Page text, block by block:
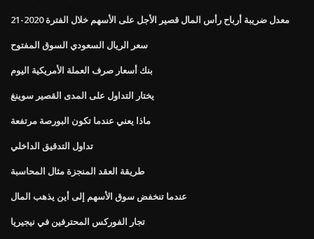
معدل ضريبة أرباح رأس المال قصير الأجل على الأسهم خلال الفترة 2020-21
سعر الريال السعودي السوق المفتوح
بنك أسعار صرف العملة الأمريكية اليوم
يختار التداول على المدى القصير سوينغ
ماذا يعني عندما تكون البورصة مرتفعة
تداول التدقيق الداخلي
طريقة العقد المنجزة مثال المحاسبة
عندما تنخفض سوق الأسهم إلى أين يذهب المال
تجار الفوركس المحترفين في نيجيريا